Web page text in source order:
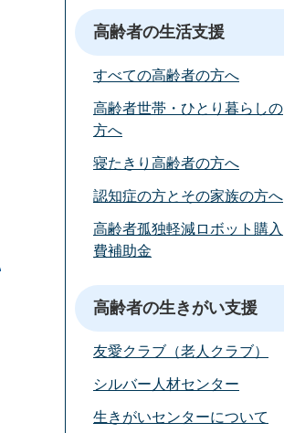
高齢者の生活支援
すべての高齢者の方へ
高齢者世帯・ひとり暮らしの
方へ
寝たきり高齢者の方へ
認知症の方とその家族の方へ
高齢者孤独軽減ロボット購入
費補助金
高齢者の生きがい支援
友愛クラブ（老人クラブ）
シルバー人材センター
生きがいセンターについて